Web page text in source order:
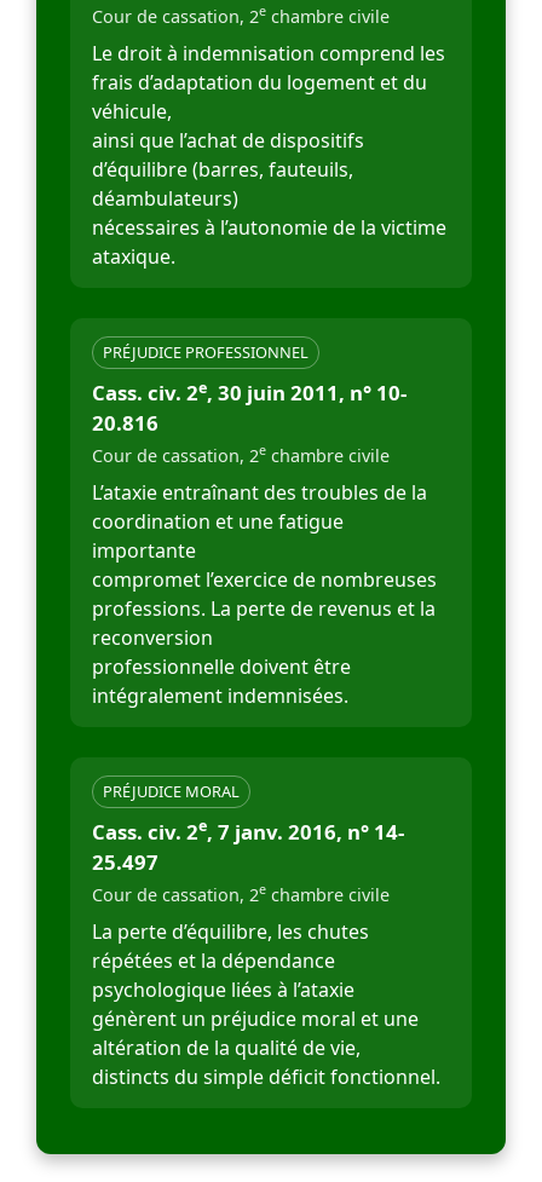
Cour de cassation, 2e chambre civile
Le droit à indemnisation comprend les
frais d’adaptation du logement et du
véhicule,
ainsi que l’achat de dispositifs
d’équilibre (barres, fauteuils,
déambulateurs)
nécessaires à l’autonomie de la victime
ataxique.
PRÉJUDICE PROFESSIONNEL
Cass. civ. 2e, 30 juin 2011, n° 10-
20.816
Cour de cassation, 2e chambre civile
L’ataxie entraînant des troubles de la
coordination et une fatigue
importante
compromet l’exercice de nombreuses
professions. La perte de revenus et la
reconversion
professionnelle doivent être
intégralement indemnisées.
PRÉJUDICE MORAL
Cass. civ. 2e, 7 janv. 2016, n° 14-
25.497
Cour de cassation, 2e chambre civile
La perte d’équilibre, les chutes
répétées et la dépendance
psychologique liées à l’ataxie
génèrent un préjudice moral et une
altération de la qualité de vie,
distincts du simple déficit fonctionnel.